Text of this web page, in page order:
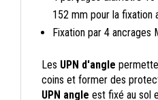
152 mm pour la fixation
Fixation par 4 ancrages
Les UPN d'angle
coins et former des
UPN angle est fixé au sol